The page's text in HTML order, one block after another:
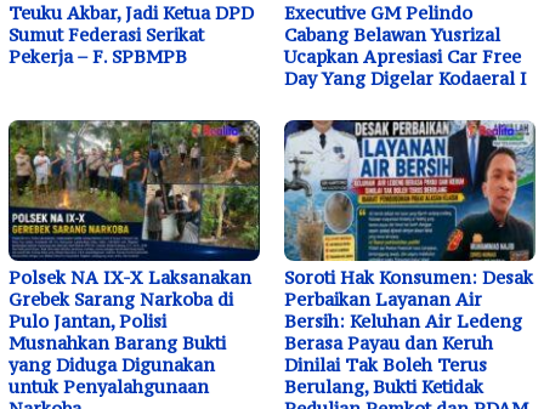
Teuku Akbar, Jadi Ketua DPD
Sumut Federasi Serikat
Pekerja – F. SPBMPB
Executive GM Pelindo
Cabang Belawan Yusrizal
Ucapkan Apresiasi Car Free
Day Yang Digelar Kodaeral I
Polsek NA IX-X Laksanakan
Grebek Sarang Narkoba di
Pulo Jantan, Polisi
Musnahkan Barang Bukti
yang Diduga Digunakan
untuk Penyalahgunaan
Soroti Hak Konsumen: Desak
Perbaikan Layanan Air
Bersih: Keluhan Air Ledeng
Berasa Payau dan Keruh
Dinilai Tak Boleh Terus
Berulang, Bukti Ketidak